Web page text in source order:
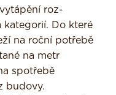
roz­
kategorií. Do které
na roční potřebě
na metr
spotřebě
budovy.